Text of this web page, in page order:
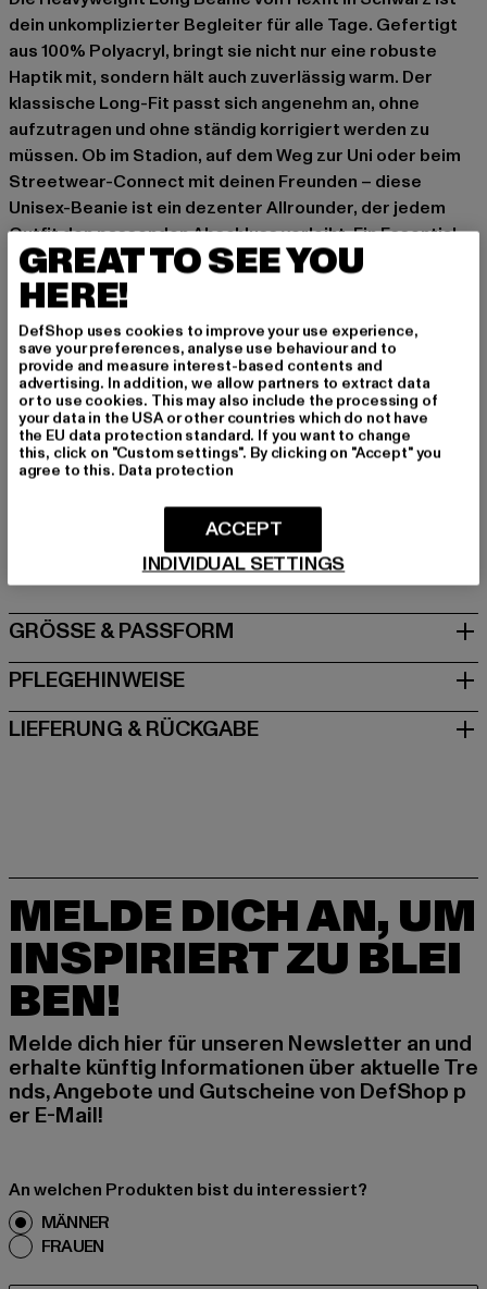
dein unkomplizierter Begleiter für alle Tage. Gefertigt
aus 100% Polyacryl, bringt sie nicht nur eine robuste
Haptik mit, sondern hält auch zuverlässig warm. Der
klassische Long-Fit passt sich angenehm an, ohne
aufzutragen und ohne ständig korrigiert werden zu
müssen. Ob im Stadion, auf dem Weg zur Uni oder beim
Streetwear-Connect mit deinen Freunden – diese
Unisex-Beanie ist ein dezenter Allrounder, der jedem
Outfit den passenden Abschluss verleiht. Ein Essential,
das in keiner Kopfbedeckungs-Sammlung fehlen sollte.
Anlass: Alltag
Marke: Flexfit
Kat.: Beanies
Farbe: schwarz
Hersteller Farbe: black
Materialzusammensetzung: 100% Polyacryl
Art.Nr: 1501KC-00007
Hersteller: TB International GmbH |info@tbint.de
Dr.-Robert-Murjahn-Straße 7 | 64372 Ober-Ramstadt |
GRÖSSE & PASSFORM
PFLEGEHINWEISE
LIEFERUNG & RÜCKGABE
MELDE DICH AN, UM
INSPIRIERT ZU BLEI
BEN!
Melde dich hier für unseren Newsletter an und
erhalte künftig Informationen über aktuelle Tre
nds, Angebote und Gutscheine von DefShop p
er E-Mail!
An welchen Produkten bist du interessiert?
MÄNNER
FRAUEN
GREAT TO SEE YOU
HERE!
DefShop uses cookies to improve your use experience,
save your preferences, analyse use behaviour and to
provide and measure interest-based contents and
advertising. In addition, we allow partners to extract data
or to use cookies. This may also include the processing of
your data in the USA or other countries which do not have
the EU data protection standard. If you want to change
this, click on "Custom settings". By clicking on "Accept" you
agree to this. Data protection
INDIVIDUAL SETTINGS
ACCEPT